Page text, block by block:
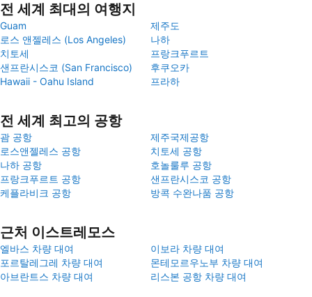
전 세계 최대의 여행지
Guam
제주도
로스 앤젤레스 (Los Angeles)
나하
치토세
프랑크푸르트
샌프란시스코 (San Francisco)
후쿠오카
Hawaii - Oahu Island
프라하
전 세계 최고의 공항
괌 공항
제주국제공항
로스앤젤레스 공항
치토세 공항
나하 공항
호놀룰루 공항
프랑크푸르트 공항
샌프란시스코 공항
케플라비크 공항
방콕 수완나품 공항
근처 이스트레모스
엘바스 차량 대여
이보라 차량 대여
포르탈레그레 차량 대여
몬테모르우노부 차량 대여
아브란트스 차량 대여
리스본 공항 차량 대여